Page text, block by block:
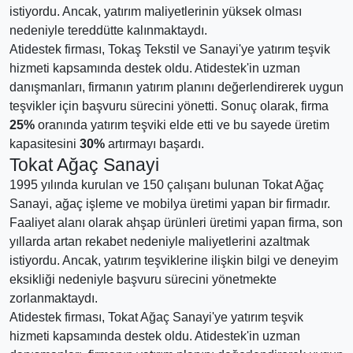
istiyordu. Ancak, yatırım maliyetlerinin yüksek olması
nedeniyle tereddütte kalınmaktaydı.
Atidestek firması, Tokaş Tekstil ve Sanayi'ye yatırım teşvik
hizmeti kapsamında destek oldu. Atidestek'in uzman
danışmanları, firmanın yatırım planını değerlendirerek uygun
teşvikler için başvuru sürecini yönetti. Sonuç olarak, firma
25% oranında yatırım teşviki elde etti ve bu sayede üretim
kapasitesini 30% artırmayı başardı.
Tokat Ağaç Sanayi
1995 yılında kurulan ve 150 çalışanı bulunan Tokat Ağaç
Sanayi, ağaç işleme ve mobilya üretimi yapan bir firmadır.
Faaliyet alanı olarak ahşap ürünleri üretimi yapan firma, son
yıllarda artan rekabet nedeniyle maliyetlerini azaltmak
istiyordu. Ancak, yatırım teşviklerine ilişkin bilgi ve deneyim
eksikliği nedeniyle başvuru sürecini yönetmekte
zorlanmaktaydı.
Atidestek firması, Tokat Ağaç Sanayi'ye yatırım teşvik
hizmeti kapsamında destek oldu. Atidestek'in uzman